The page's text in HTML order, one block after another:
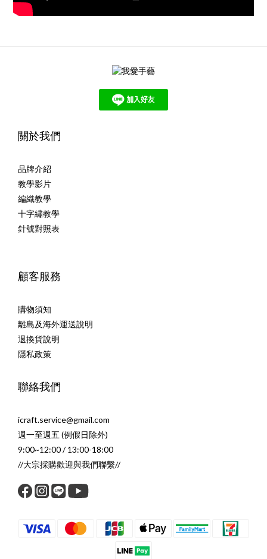
關於我們
品牌介紹
教學影片
編織教學
十字繡教學
針號對照表
顧客服務
購物須知
離島及海外運送說明
退換貨說明
隱私政策
聯絡我們
icraft.service@gmail.com
週一至週五 (例假日除外)
9:00~12:00 / 13:00-18:00
//大宗採購歡迎與我們聯繫//